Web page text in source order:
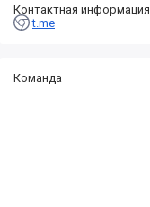
Контактная информация
t.me
Команда